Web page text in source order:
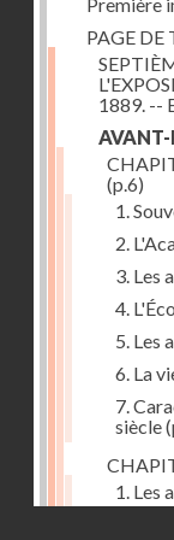
PAGE DE
1889. --
(p.6)
1.
2.
3. Les
4.
5. Les
6. La
7.
siècle
1. Les